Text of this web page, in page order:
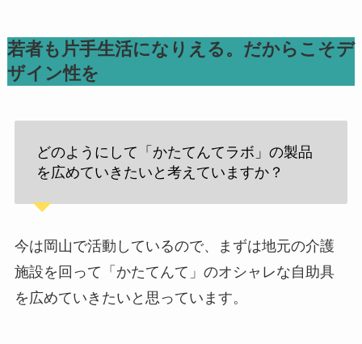
若者も片手生活になりえる。だからこそデ
ザイン性を
どのようにして「かたてんてラボ」の製品
を広めていきたいと考えていますか？
今は岡山で活動しているので、まずは地元の介護
施設を回って「かたてんて」のオシャレな自助具
を広めていきたいと思っています。